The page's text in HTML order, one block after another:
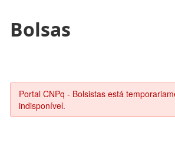
Bolsas
Portal CNPq - Bolsistas está
indisponível.